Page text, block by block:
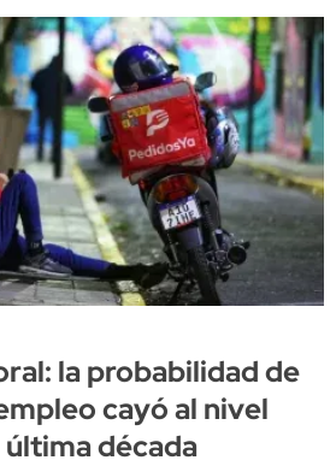
la probabilidad de
cayó al nivel
última década